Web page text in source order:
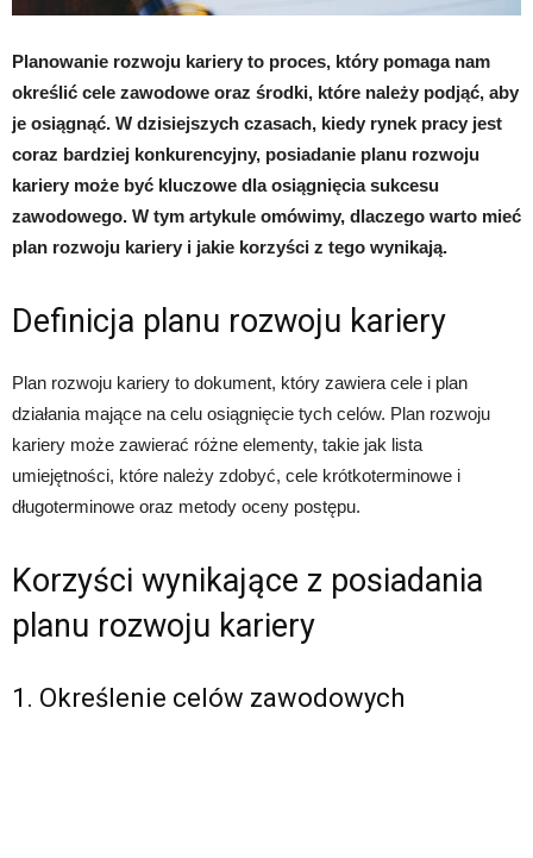
Planowanie rozwoju kariery to proces, który pomaga nam
określić cele zawodowe oraz środki, które należy podjąć, aby
je osiągnąć. W dzisiejszych czasach, kiedy rynek pracy jest
coraz bardziej konkurencyjny, posiadanie planu rozwoju
kariery może być kluczowe dla osiągnięcia sukcesu
zawodowego. W tym artykule omówimy, dlaczego warto mieć
plan rozwoju kariery i jakie korzyści z tego wynikają.
Definicja planu rozwoju kariery
Plan rozwoju kariery to dokument, który zawiera cele i plan
działania mające na celu osiągnięcie tych celów. Plan rozwoju
kariery może zawierać różne elementy, takie jak lista
umiejętności, które należy zdobyć, cele krótkoterminowe i
długoterminowe oraz metody oceny postępu.
Korzyści wynikające z posiadania
planu rozwoju kariery
1. Określenie celów zawodowych